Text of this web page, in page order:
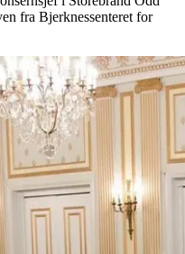
fra Bjerknessenteret for